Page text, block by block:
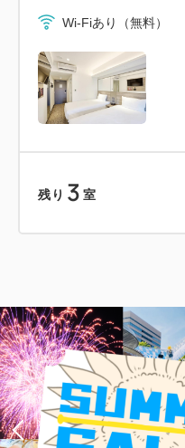
Wi-Fiあり（無料）
残り 3 室